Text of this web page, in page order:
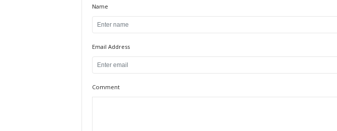
Name
Email Address
Comment